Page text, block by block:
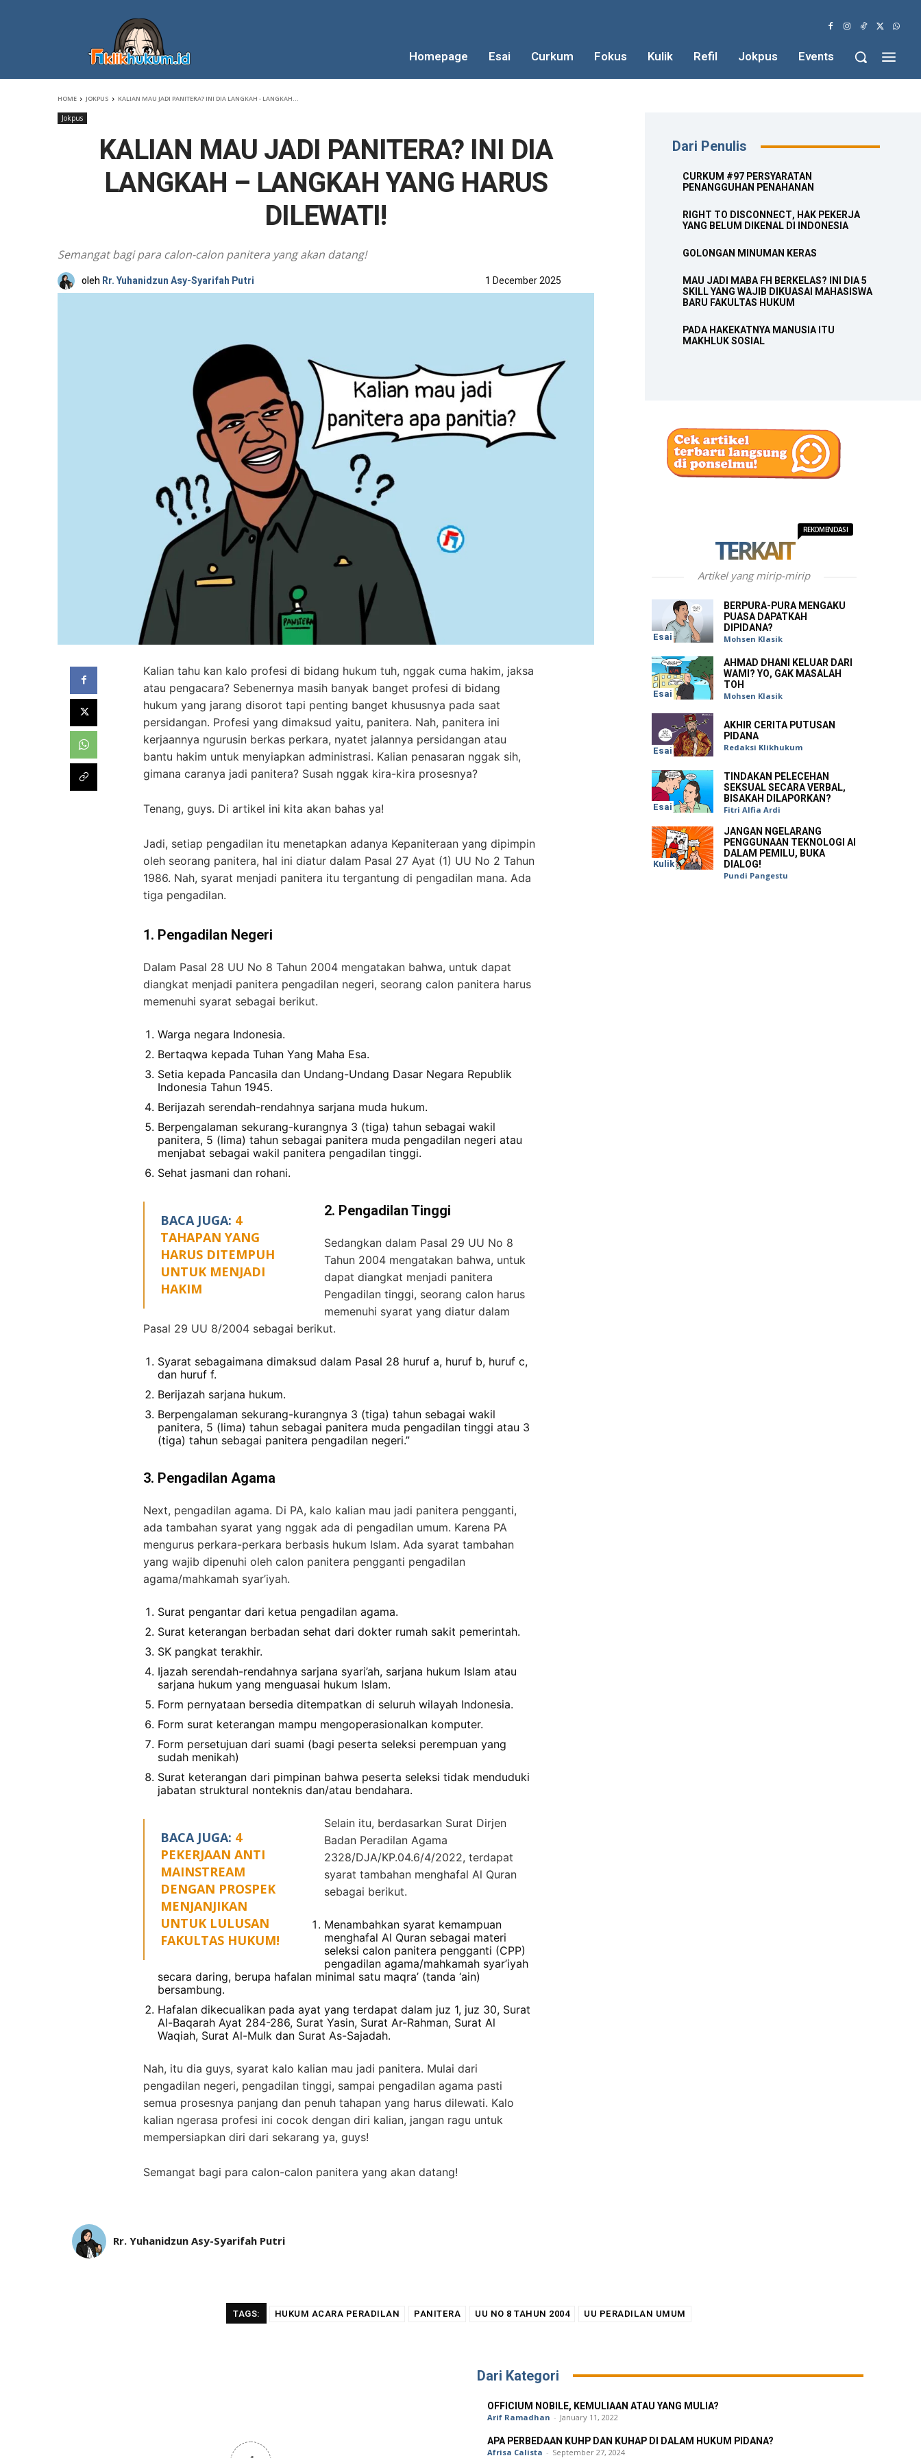
Homepage Esai Curkum Fokus Kulik Refil Jokpus Events
HOME JOKPUS KALIAN MAU JADI PANITERA? INI DIA LANGKAH - LANGKAH...
Jokpus
KALIAN MAU JADI PANITERA? INI DIA
LANGKAH – LANGKAH YANG HARUS
DILEWATI!
Semangat bagi para calon-calon panitera yang akan datang!
olehRr. Yuhanidzun Asy-Syarifah Putri 1 December 2025
Kalian tahu kan kalo profesi di bidang hukum tuh, nggak cuma hakim, jaksa
atau pengacara? Sebenernya masih banyak banget profesi di bidang
hukum yang jarang disorot tapi penting banget khususnya pada saat
persidangan. Profesi yang dimaksud yaitu, panitera. Nah, panitera ini
kerjaannya ngurusin berkas perkara, nyatet jalannya persidangan atau
bantu hakim untuk menyiapkan administrasi. Kalian penasaran nggak sih,
gimana caranya jadi panitera? Susah nggak kira-kira prosesnya?
Tenang, guys. Di artikel ini kita akan bahas ya!
Jadi, setiap pengadilan itu menetapkan adanya Kepaniteraan yang dipimpin
oleh seorang panitera, hal ini diatur dalam Pasal 27 Ayat (1) UU No 2 Tahun
1986. Nah, syarat menjadi panitera itu tergantung di pengadilan mana. Ada
tiga pengadilan.
1. Pengadilan Negeri
Dalam Pasal 28 UU No 8 Tahun 2004 mengatakan bahwa, untuk dapat
diangkat menjadi panitera pengadilan negeri, seorang calon panitera harus
memenuhi syarat sebagai berikut.
Warga negara Indonesia.
Bertaqwa kepada Tuhan Yang Maha Esa.
Setia kepada Pancasila dan Undang-Undang Dasar Negara Republik
Indonesia Tahun 1945.
Berijazah serendah-rendahnya sarjana muda hukum.
Berpengalaman sekurang-kurangnya 3 (tiga) tahun sebagai wakil
panitera, 5 (lima) tahun sebagai panitera muda pengadilan negeri atau
menjabat sebagai wakil panitera pengadilan tinggi.
Sehat jasmani dan rohani.
BACA JUGA: 4
TAHAPAN YANG
HARUS DITEMPUH
UNTUK MENJADI
HAKIM
2. Pengadilan Tinggi
Sedangkan dalam Pasal 29 UU No 8
Tahun 2004 mengatakan bahwa, untuk
dapat diangkat menjadi panitera
Pengadilan tinggi, seorang calon harus
memenuhi syarat yang diatur dalam
Pasal 29 UU 8/2004 sebagai berikut.
Syarat sebagaimana dimaksud dalam Pasal 28 huruf a, huruf b, huruf c,
dan huruf f.
Berijazah sarjana hukum.
Berpengalaman sekurang-kurangnya 3 (tiga) tahun sebagai wakil
panitera, 5 (lima) tahun sebagai panitera muda pengadilan tinggi atau 3
(tiga) tahun sebagai panitera pengadilan negeri.”
3. Pengadilan Agama
Next, pengadilan agama. Di PA, kalo kalian mau jadi panitera pengganti,
ada tambahan syarat yang nggak ada di pengadilan umum. Karena PA
mengurus perkara-perkara berbasis hukum Islam. Ada syarat tambahan
yang wajib dipenuhi oleh calon panitera pengganti pengadilan
agama/mahkamah syar’iyah.
Surat pengantar dari ketua pengadilan agama.
Surat keterangan berbadan sehat dari dokter rumah sakit pemerintah.
SK pangkat terakhir.
Ijazah serendah-rendahnya sarjana syari’ah, sarjana hukum Islam atau
sarjana hukum yang menguasai hukum Islam.
Form pernyataan bersedia ditempatkan di seluruh wilayah Indonesia.
Form surat keterangan mampu mengoperasionalkan komputer.
Form persetujuan dari suami (bagi peserta seleksi perempuan yang
sudah menikah)
Surat keterangan dari pimpinan bahwa peserta seleksi tidak menduduki
jabatan struktural nonteknis dan/atau bendahara.
BACA JUGA: 4
PEKERJAAN ANTI
MAINSTREAM
DENGAN PROSPEK
MENJANJIKAN
UNTUK LULUSAN
FAKULTAS HUKUM!
Selain itu, berdasarkan Surat Dirjen
Badan Peradilan Agama
2328/DJA/KP.04.6/4/2022, terdapat
syarat tambahan menghafal Al Quran
sebagai berikut.
Menambahkan syarat kemampuan
menghafal Al Quran sebagai materi
seleksi calon panitera pengganti (CPP)
pengadilan agama/mahkamah syar’iyah
secara daring, berupa hafalan minimal satu maqra’ (tanda ‘ain)
bersambung.
Hafalan dikecualikan pada ayat yang terdapat dalam juz 1, juz 30, Surat
Al-Baqarah Ayat 284-286, Surat Yasin, Surat Ar-Rahman, Surat Al
Waqiah, Surat Al-Mulk dan Surat As-Sajadah.
Nah, itu dia guys, syarat kalo kalian mau jadi panitera. Mulai dari
pengadilan negeri, pengadilan tinggi, sampai pengadilan agama pasti
semua prosesnya panjang dan penuh tahapan yang harus dilewati. Kalo
kalian ngerasa profesi ini cocok dengan diri kalian, jangan ragu untuk
mempersiapkan diri dari sekarang ya, guys!
Semangat bagi para calon-calon panitera yang akan datang!
Dari Penulis
CURKUM #97 PERSYARATAN
PENANGGUHAN PENAHANAN
RIGHT TO DISCONNECT, HAK PEKERJA
YANG BELUM DIKENAL DI INDONESIA
GOLONGAN MINUMAN KERAS
MAU JADI MABA FH BERKELAS? INI DIA 5
SKILL YANG WAJIB DIKUASAI MAHASISWA
BARU FAKULTAS HUKUM
PADA HAKEKATNYA MANUSIA ITU
MAKHLUK SOSIAL
TERKAIT
REKOMENDASI
Artikel yang mirip-mirip
Esai
BERPURA-PURA MENGAKU
PUASA DAPATKAH
DIPIDANA?
Mohsen Klasik
Esai
AHMAD DHANI KELUAR DARI
WAMI? YO, GAK MASALAH
TOH
Mohsen Klasik
Esai
AKHIR CERITA PUTUSAN
PIDANA
Redaksi Klikhukum
Esai
TINDAKAN PELECEHAN
SEKSUAL SECARA VERBAL,
BISAKAH DILAPORKAN?
Fitri Alfia Ardi
Kulik
JANGAN NGELARANG
PENGGUNAAN TEKNOLOGI AI
DALAM PEMILU, BUKA
DIALOG!
Pundi Pangestu
Rr. Yuhanidzun Asy-Syarifah Putri
TAGS: HUKUM ACARA PERADILAN PANITERA UU NO 8 TAHUN 2004 UU PERADILAN UMUM
Dari Kategori
OFFICIUM NOBILE, KEMULIAAN ATAU YANG MULIA?
Arif Ramadhan - January 11, 2022
APA PERBEDAAN KUHP DAN KUHAP DI DALAM HUKUM PIDANA?
Afrisa Calista - September 27, 2024